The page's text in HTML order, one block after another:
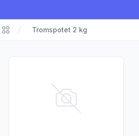
Matvarer
Tromspotet 2 kg